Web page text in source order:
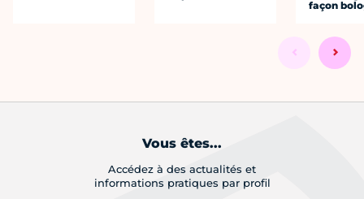
façon
Vous êtes...
Accédez à des actualités et
informations pratiques par profil